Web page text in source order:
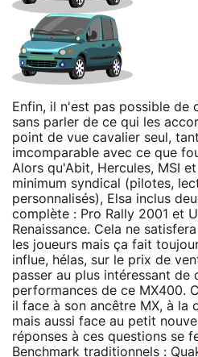
Enfin, il n'est pas possible de
sans parler de ce qui les
point de vue cavalier seul,
imcomparable avec ce que
Alors qu'Abit, Hercules, MSI
minimum syndical (pilotes,
personnalisés), Elsa inclus
complète : Pro Rally 2001 et
Renaissance. Cela ne
les joueurs mais ça fait
influe, hélas, sur le prix de
passer au plus intéressant de
performances de ce MX400.
il face à son ancêtre MX, à la
mais aussi face au petit
réponses à ces questions se
Benchmark traditionnels :